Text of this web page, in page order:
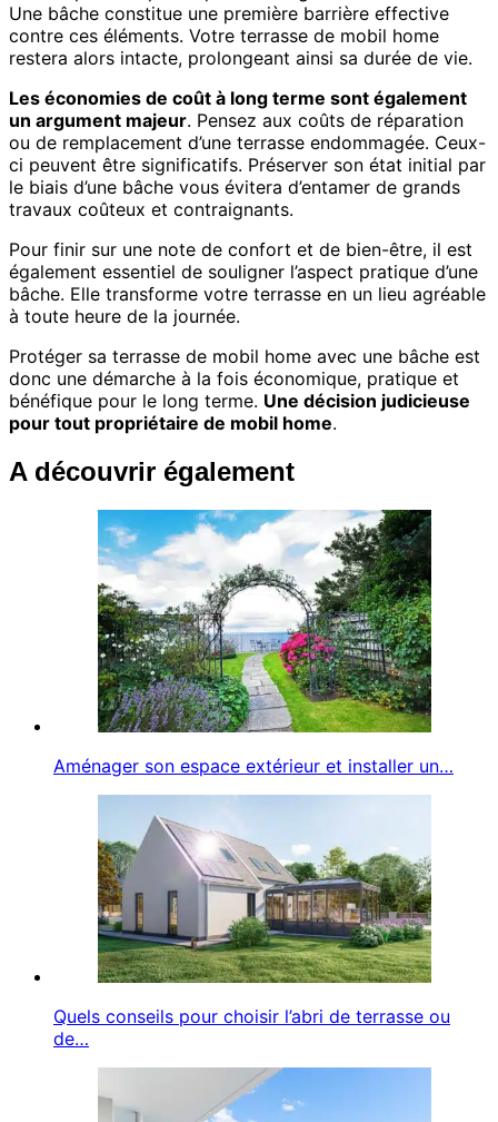
Une bâche constitue une première barrière effective
contre ces éléments. Votre terrasse de mobil home
restera alors intacte, prolongeant ainsi sa durée de vie.
Les économies de coût à long terme sont également
un argument majeur. Pensez aux coûts de réparation
ou de remplacement d’une terrasse endommagée. Ceux-
ci peuvent être significatifs. Préserver son état initial par
le biais d’une bâche vous évitera d’entamer de grands
travaux coûteux et contraignants.
Pour finir sur une note de confort et de bien-être, il est
également essentiel de souligner l’aspect pratique d’une
bâche. Elle transforme votre terrasse en un lieu agréable
à toute heure de la journée.
Protéger sa terrasse de mobil home avec une bâche est
donc une démarche à la fois économique, pratique et
bénéfique pour le long terme. Une décision judicieuse
pour tout propriétaire de mobil home.
A découvrir également
Aménager son espace extérieur et installer un…
Quels conseils pour choisir l’abri de terrasse ou
de…